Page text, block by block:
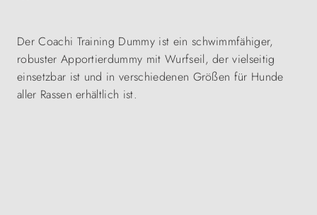
Der Coachi Training Dummy ist ein schwimmfähiger,
robuster Apportierdummy mit Wurfseil, der vielseitig
einsetzbar ist und in verschiedenen Größen für Hunde
aller Rassen erhältlich ist.